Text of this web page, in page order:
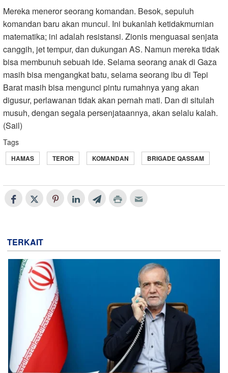
Mereka meneror seorang komandan. Besok, sepuluh
komandan baru akan muncul. Ini bukanlah ketidakmurnian
matematika; ini adalah resistansi. Zionis menguasai senjata
canggih, jet tempur, dan dukungan AS. Namun mereka tidak
bisa membunuh sebuah ide. Selama seorang anak di Gaza
masih bisa mengangkat batu, selama seorang ibu di Tepi
Barat masih bisa mengunci pintu rumahnya yang akan
digusur, perlawanan tidak akan pernah mati. Dan di situlah
musuh, dengan segala persenjataannya, akan selalu kalah.
(Sail)
Tags
HAMAS TEROR KOMANDAN BRIGADE QASSAM
TERKAIT